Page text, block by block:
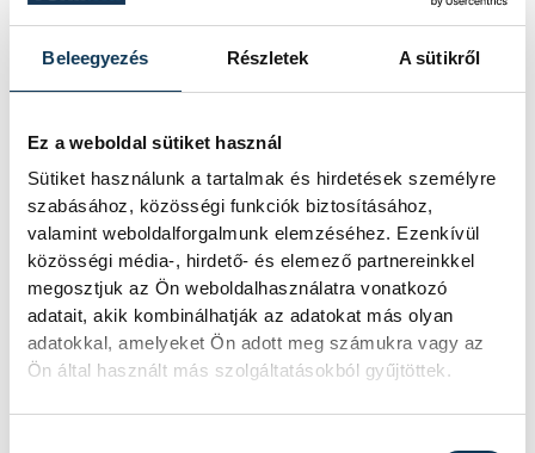
Beleegyezés Részletek A sütikről
Ez a weboldal sütiket használ
Sütiket használunk a tartalmak és hirdetések személyre
szabásához, közösségi funkciók biztosításához,
valamint weboldalforgalmunk elemzéséhez. Ezenkívül
közösségi média-, hirdető- és elemező partnereinkkel
megosztjuk az Ön weboldalhasználatra vonatkozó
adatait, akik kombinálhatják az adatokat más olyan
adatokkal, amelyeket Ön adott meg számukra vagy az
Ön által használt más szolgáltatásokból gyűjtöttek.
Évtizedes hagyomány, hat salakos
pálya, utánpótlás-nevelés és egy
hosszú távra megkötött bérleti
másikon az önkormányzat, amely
szerint a Balatonalmádi Tenisz Klub
aránytalanul alacsony összegért
használja a városi területet.
Megkerestük az egyesület két
képviselőjét és a polgármestert is,
hogy kiderüljön, hol tart most az ügy.
Folyamatosan öntöz a
VKSZ, mégsem fogy az